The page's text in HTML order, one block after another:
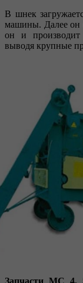
В шнек
машины. Далее он
он и производит
выводя крупные
Запчасти МС 4,